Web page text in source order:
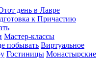
день в Лавре
к Причастию
Мастер-классы
побывать Виртуальное
Гостиницы Монастырские